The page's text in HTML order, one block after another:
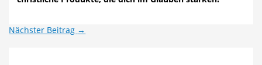
Nächster Beitrag →